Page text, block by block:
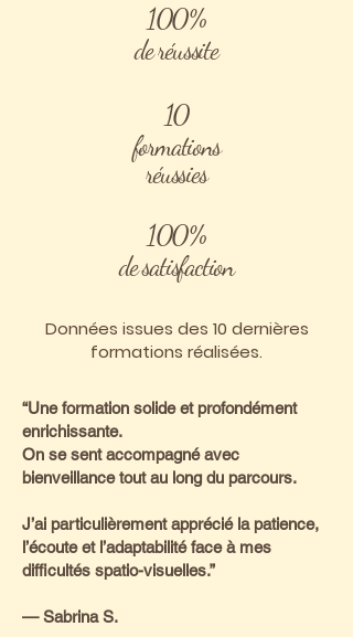
100%
de réussite
10
formations
réussies
100%
de satisfaction
Données issues des 10 dernières
formations réalisées.
“Une formation solide et profondément
enrichissante.
On se sent accompagné avec
bienveillance tout au long du parcours.
J’ai particulièrement apprécié la patience,
l’écoute et l’adaptabilité face à mes
difficultés spatio-visuelles.”
— Sabrina S.